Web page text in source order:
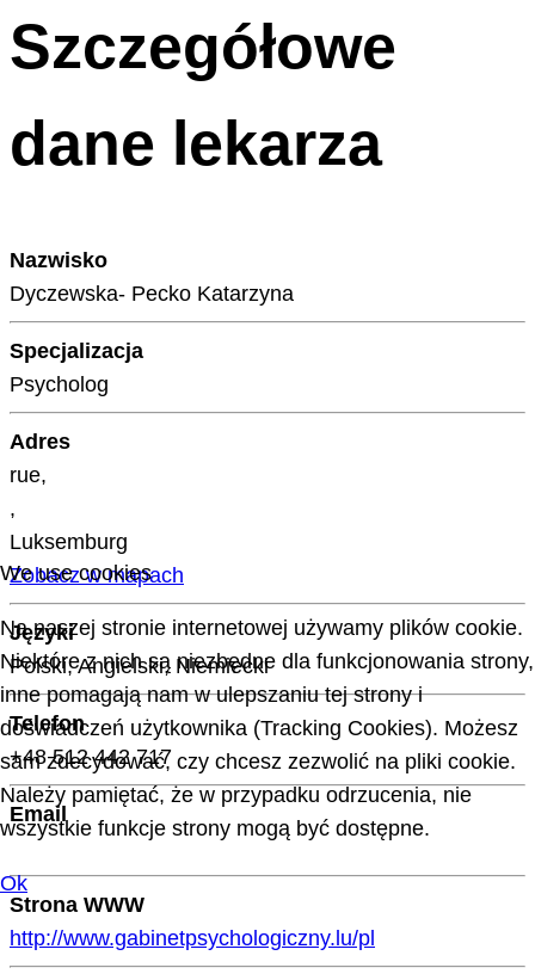
Szczegółowe
dane lekarza
Nazwisko
Dyczewska- Pecko Katarzyna
Specjalizacja
Psycholog
Adres
rue,
,
Luksemburg
Zobacz w mapach
Języki
Polski, Angielski, Niemiecki
Telefon
+48 512 442 717
Email
Strona WWW
http://www.gabinetpsychologiczny.lu/pl
We use cookies
Na naszej stronie internetowej używamy plików cookie.
Niektóre z nich są niezbędne dla funkcjonowania strony,
inne pomagają nam w ulepszaniu tej strony i
doświadczeń użytkownika (Tracking Cookies). Możesz
sam zdecydować, czy chcesz zezwolić na pliki cookie.
Należy pamiętać, że w przypadku odrzucenia, nie
wszystkie funkcje strony mogą być dostępne.
Ok